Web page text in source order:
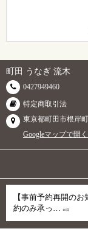
町田 うなぎ 流木
0427949460
特定商取引法
東京都町田市根岸
Googleマップで開く
【事前予約再開の
約のみ承っ…
10日